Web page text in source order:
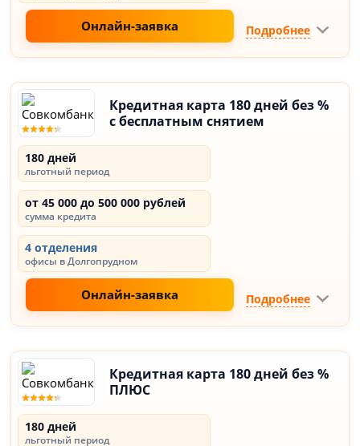
Онлайн-заявка Подробнее
Кредитная карта 180 дней без %
с бесплатным снятием
180 дней
льготный период
от 45 000 до 500 000 рублей
сумма кредита
4 отделения
офисы в Долгопрудном
Онлайн-заявка Подробнее
Кредитная карта 180 дней без %
ПЛЮС
180 дней
льготный период